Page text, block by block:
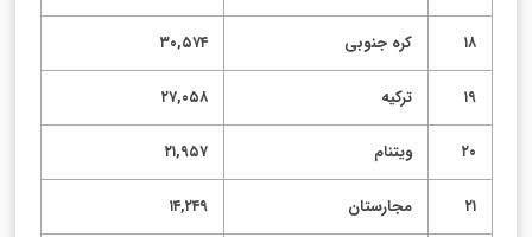
۱۸ کره جنوبی ۳۰,۵۷۴
۱۹ ترکیه ۲۷,۰۵۸
۲۰ ویتنام ۲۱,۹۵۷
۲۱ مجارستان ۱۴,۲۴۹